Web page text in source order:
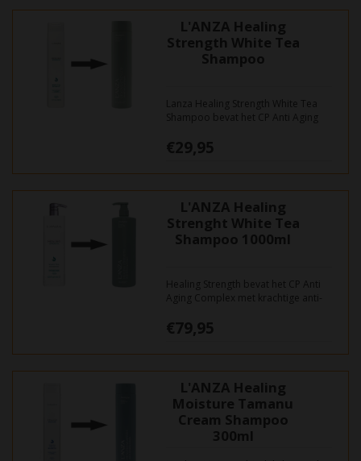
de zuurgraad van het haar en de
hoo...L'ANZA Healing
Strength White Tea
Shampoo
Lanza Healing Strength White Tea
Shampoo bevat het CP Anti Aging
oxidanten om de tekenen van
ouderdom te keren en om het haar
weer kracht en een jeugdige
kwetsbaar haar.
€29,95
L'ANZA Healing
Strenght White Tea
Shampoo 1000ml
Healing Strength bevat het CP Anti
Aging Complex met krachtige anti-
ouderdom te keren en om het haar
weer kracht en een jeugdige
uitstraling te geven. Versterkt slap,
€79,95
L'ANZA Healing
Moisture Tamanu
Cream Shampoo
300ml